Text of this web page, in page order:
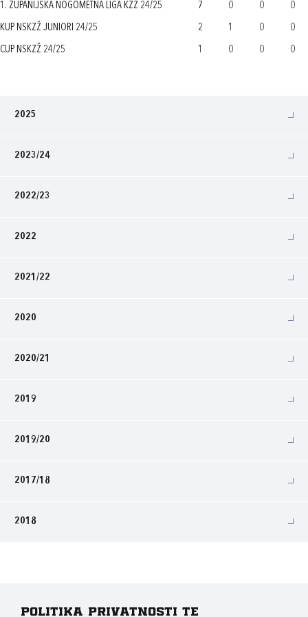
1. ŽUPANIJSKA NOGOMETNA LIGA KZŽ 24/25 7 0 0 0
KUP NSKZŽ JUNIORI 24/25 2 1 0 0
CUP NSKZŽ 24/25 1 0 0 0
2025
2023/24
2022/23
2022
2021/22
2020
2020/21
2019
2019/20
2017/18
2018
Politika privatnosti te